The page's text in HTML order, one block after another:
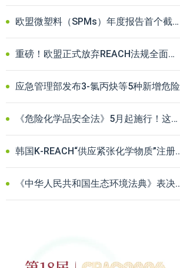
欧盟微塑料（SPMs）年度报告首个截止期将至，相关企业请立即行动
重磅！欧盟正式放弃REACH法规全面修订，给出口企业释放哪些信号？
应急管理部发布3-氯丙炔等5种新增危险化学品分类信息及最新监管要求
《危险化学品安全法》5月起施行！这份企业合规自查清单务必收藏
韩国K‑REACH“供应紧张化学物质”注册特例启动：出口企业迎新机遇
《中华人民共和国生态环境法典》表决通过：化学品企业最需关注什么？